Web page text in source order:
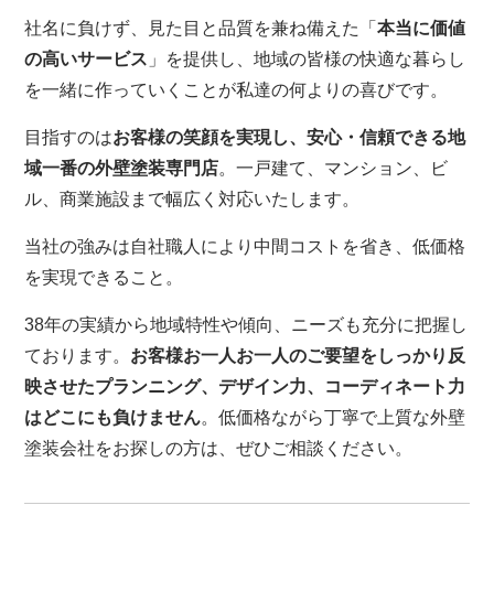
社名に負けず、見た目と品質を兼ね備えた「本当に価値
の高いサービス 」を提供し、地域の皆様の快適な暮らし
を一緒に作っていくことが私達の何よりの喜びです。
目指すのはお客様の笑顔を実現し、安心・信頼できる地
域一番の外壁塗装専門店。一戸建て、マンション、ビ
ル、商業施設まで幅広く対応いたします。
当社の強みは自社職人により中間コストを省き、低価格
を実現できること。
38年の実績から地域特性や傾向、ニーズも充分に把握し
ております。 お客様お一人お一人のご要望をしっかり反
映させたプランニング、デザイン力、コーディネート力
はどこにも負けません。低価格ながら丁寧で上質な外壁
塗装会社をお探しの方は、ぜひご相談ください。